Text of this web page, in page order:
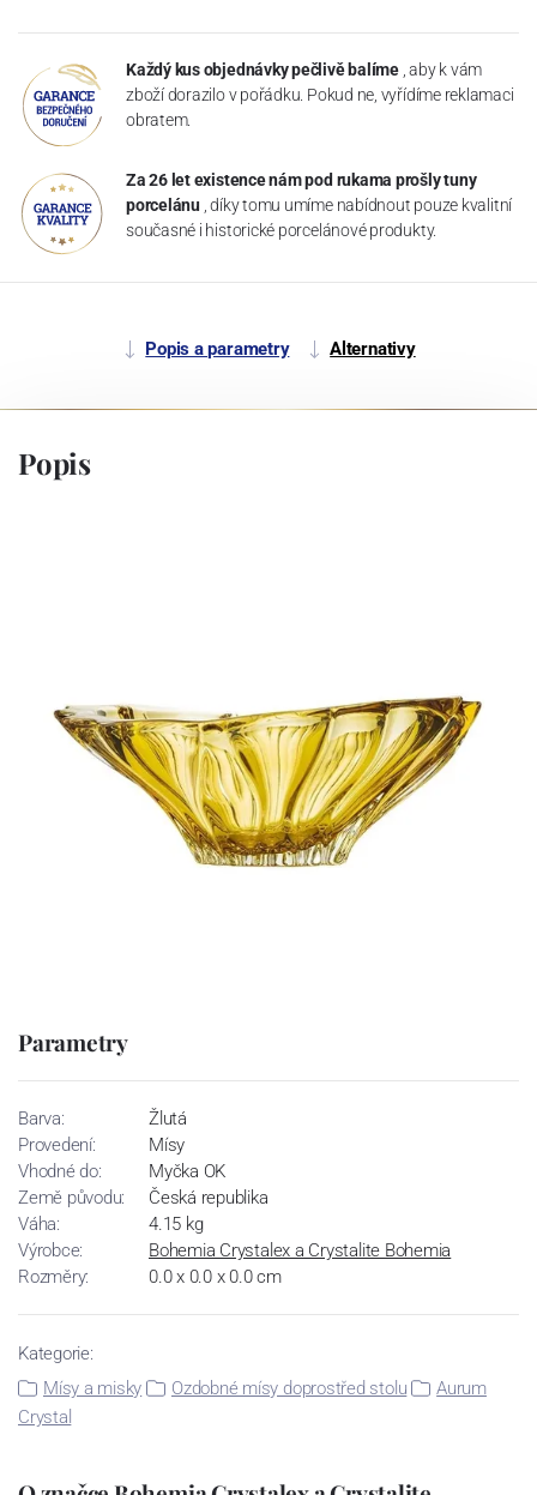
Každý kus objednávky pečlivě balíme , aby k vám
zboží dorazilo v pořádku. Pokud ne, vyřídíme reklamaci
obratem.
Za 26 let existence nám pod rukama prošly tuny
porcelánu , díky tomu umíme nabídnout pouze kvalitní
současné i historické porcelánové produkty.
Popis a parametry Alternativy
Popis
Parametry
Barva:
Žlutá
Provedení:
Mísy
Vhodné do:
Myčka OK
Země původu:
Česká republika
Váha:
4.15 kg
Výrobce:
Bohemia Crystalex a Crystalite Bohemia
Rozměry:
0.0 x 0.0 x 0.0 cm
Kategorie:
Mísy a misky
Ozdobné mísy doprostřed stolu
Aurum
Crystal